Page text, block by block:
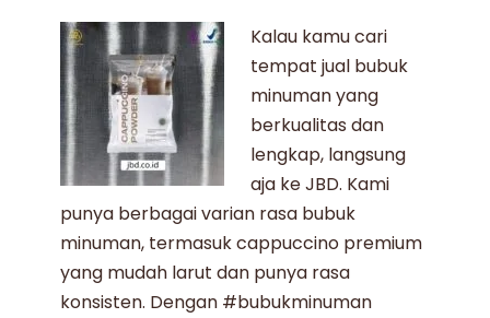
Kalau kamu cari
tempat jual bubuk
minumanyang
berkualitas dan
lengkap, langsung
aja keJBD. Kami
punya berbagai varian rasa bubuk
minuman, termasukcappuccino premium
yang mudah larut dan punya rasa
konsisten. Dengan #bubukminuman